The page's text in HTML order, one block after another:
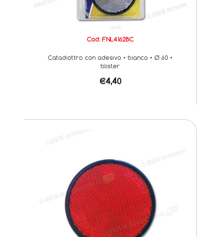
Cod. FNL4162BC
Catadiottro con adesivo • bianco • Ø 60 •
blister
€4,40